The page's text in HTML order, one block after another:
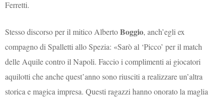
Ferretti.
Stesso discorso per il mitico AlbertoBoggio, anch’egli ex
compagno di Spalletti allo Spezia: «Sarò al ‘Picco’ per il match
delle Aquile contro il Napoli. Faccio i complimenti ai giocatori
aquilotti che anche quest’anno sono riusciti a realizzare un’altra
storica e magica impresa. Questi ragazzi hanno onorato la maglia